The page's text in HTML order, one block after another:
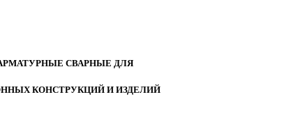
СВАРНЫЕ ДЛЯ
КОНСТРУКЦИЙ И ИЗДЕЛИЙ